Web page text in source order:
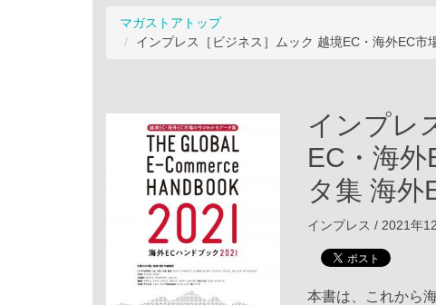
マガストアトップ
インプレス［ビジネス］ムック 越境EC・海外EC
インプレ
EC・海
タ集 海
インプレス / 2021年
本書は、これから